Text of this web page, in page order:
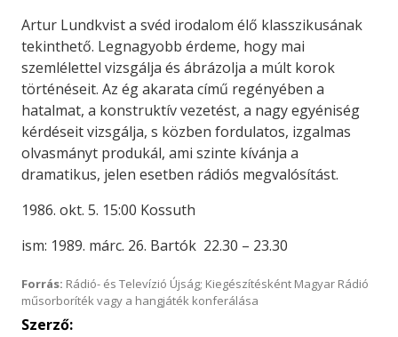
Artur Lundkvist a svéd irodalom élő klasszikusának
tekinthető. Legnagyobb érdeme, hogy mai
szemlélettel vizsgálja és ábrázolja a múlt korok
történéseit. Az ég akarata című regényében a
hatalmat, a konstruktív vezetést, a nagy egyéniség
kérdéseit vizsgálja, s közben fordulatos, izgalmas
olvasmányt produkál, ami szinte kívánja a
dramatikus, jelen esetben rádiós megvalósítást.
1986. okt. 5. 15:00 Kossuth
ism: 1989. márc. 26. Bartók 22.30 – 23.30
Forrás: Rádió- és Televízió Újság; Kiegészítésként Magyar Rádió
műsorboríték vagy a hangjáték konferálása
Szerző: